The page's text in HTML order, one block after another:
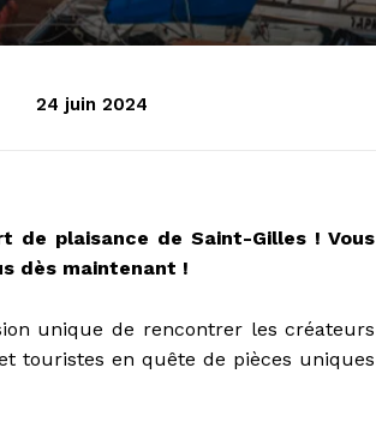
24 juin 2024
de plaisance de Saint-Gilles ! Vous
dès maintenant !
unique de rencontrer les créateurs
touristes en quête de pièces uniques